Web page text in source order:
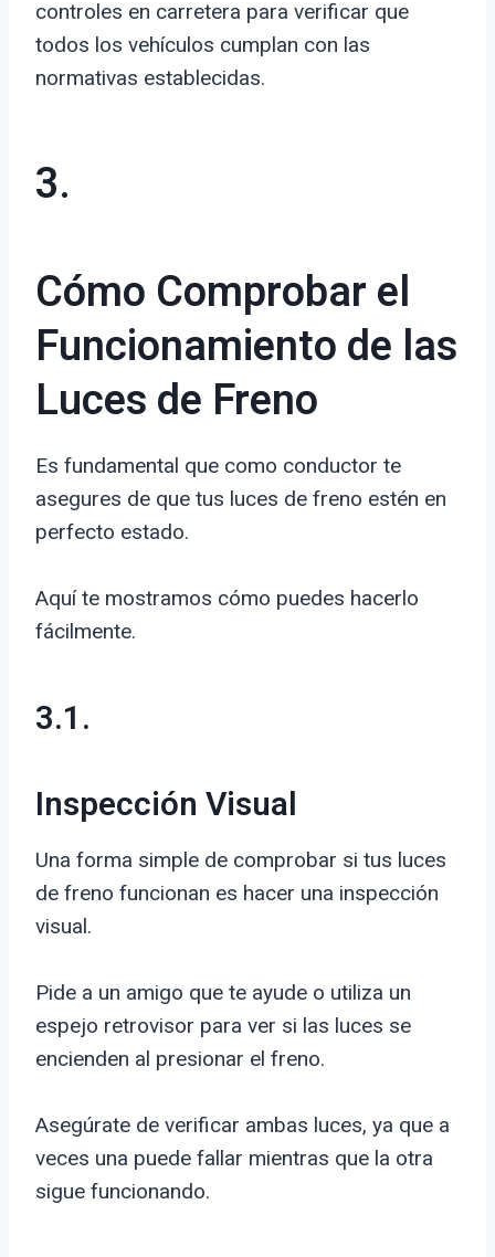
controles en carretera para verificar que
todos los vehículos cumplan con las
normativas establecidas.
3.
Cómo Comprobar el
Funcionamiento de las
Luces de Freno
Es fundamental que como conductor te
asegures de que tus luces de freno estén en
perfecto estado.
Aquí te mostramos cómo puedes hacerlo
fácilmente.
3.1.
Inspección Visual
Una forma simple de comprobar si tus luces
de freno funcionan es hacer una inspección
visual.
Pide a un amigo que te ayude o utiliza un
espejo retrovisor para ver si las luces se
encienden al presionar el freno.
Asegúrate de verificar ambas luces, ya que a
veces una puede fallar mientras que la otra
sigue funcionando.